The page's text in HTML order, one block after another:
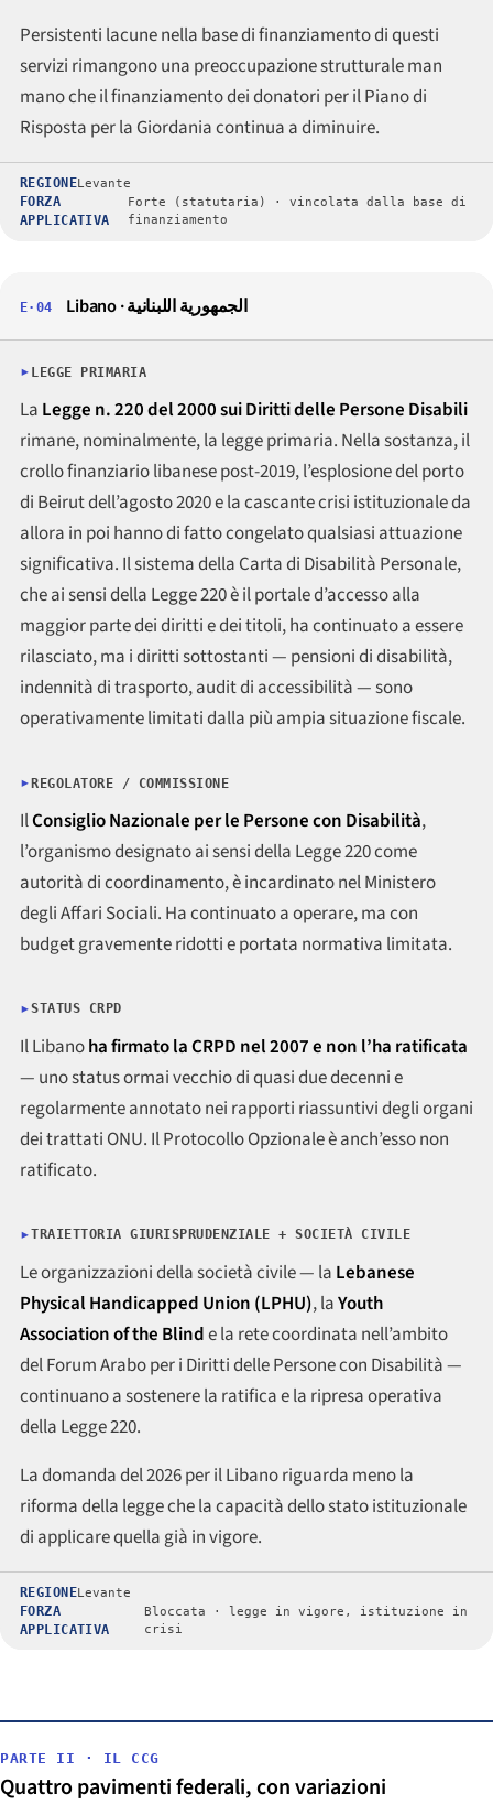
Persistenti lacune nella base di finanziamento di questi
servizi rimangono una preoccupazione strutturale man
mano che il finanziamento dei donatori per il Piano di
Risposta per la Giordania continua a diminuire.
REGIONELevante
FORZA
APPLICATIVA
Forte (statutaria) · vincolata dalla base di
finanziamento
E·04 Libano · الجمهورية اللبنانية
LEGGE PRIMARIA
La Legge n. 220 del 2000 sui Diritti delle Persone Disabili
rimane, nominalmente, la legge primaria. Nella sostanza, il
crollo finanziario libanese post-2019, l’esplosione del porto
di Beirut dell’agosto 2020 e la cascante crisi istituzionale da
allora in poi hanno di fatto congelato qualsiasi attuazione
significativa. Il sistema della Carta di Disabilità Personale,
che ai sensi della Legge 220 è il portale d’accesso alla
maggior parte dei diritti e dei titoli, ha continuato a essere
rilasciato, ma i diritti sottostanti — pensioni di disabilità,
indennità di trasporto, audit di accessibilità — sono
operativamente limitati dalla più ampia situazione fiscale.
REGOLATORE / COMMISSIONE
IlConsiglio Nazionale per le Persone con Disabilità,
l’organismo designato ai sensi della Legge 220 come
autorità di coordinamento, è incardinato nel Ministero
degli Affari Sociali. Ha continuato a operare, ma con
budget gravemente ridotti e portata normativa limitata.
STATUS CRPD
Il Libanoha firmato la CRPD nel 2007 e non l’ha ratificata
— uno status ormai vecchio di quasi due decenni e
regolarmente annotato nei rapporti riassuntivi degli organi
dei trattati ONU. Il Protocollo Opzionale è anch’esso non
ratificato.
TRAIETTORIA GIURISPRUDENZIALE + SOCIETÀ CIVILE
Le organizzazioni della società civile — la Lebanese
Physical Handicapped Union (LPHU), laYouth
Association of the Blinde la rete coordinata nell’ambito
del Forum Arabo per i Diritti delle Persone con Disabilità —
continuano a sostenere la ratifica e la ripresa operativa
della Legge 220.
La domanda del 2026 per il Libano riguarda meno la
riforma della legge che la capacità dello stato istituzionale
di applicare quella già in vigore.
REGIONELevante
FORZA
APPLICATIVA
Bloccata · legge in vigore, istituzione in
crisi
PARTE II · IL CCG
Quattro pavimenti federali, con variazioni